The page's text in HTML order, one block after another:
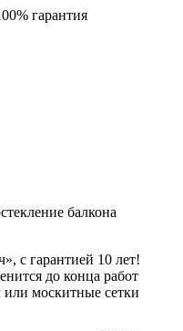
гарантия
балкона
с гарантией 10 лет!
до конца работ
москитные сетки